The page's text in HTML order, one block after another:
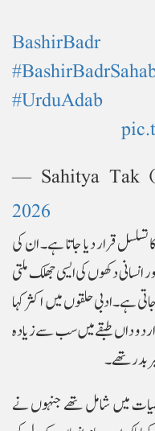
#UrduAdab
— Sahitya Tak
2026
تسلسل قرار دیا جاتا ہے۔ ان کی
دکھوں کی ایسی جھلک ملتی
ہے۔ادبی حلقوں میں اکثر کہا
داں طبقے میں سب سے زیادہ
بدر تھے۔
میں شامل تھے جنہوں نے